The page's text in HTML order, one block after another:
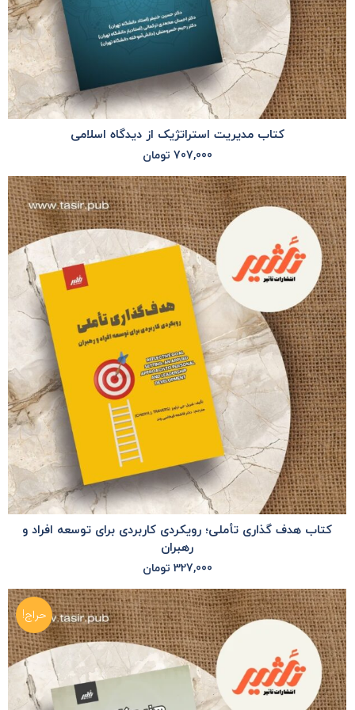
کتاب مدیریت استراتژیک از دیدگاه اسلامی
707,000 تومان
کتاب هدف گذاری تأملی؛ رویکردی کاربردی برای توسعه افراد و
رهبران
327,000 تومان
حراج!